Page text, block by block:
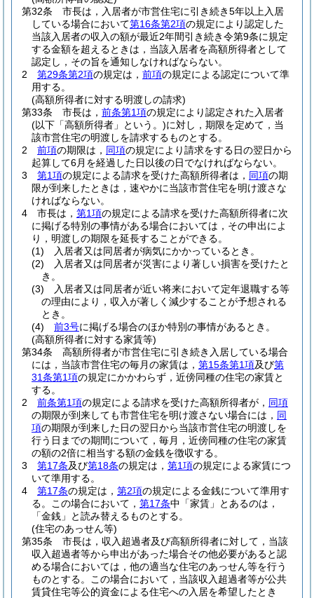
第32条
市長は，入居者が市営住宅に引き続き5年以上入居
している場合において第16条第2項の規定により認定した
当該入居者の収入の額が最近2年間引き続き令第9条に規定
する金額を超えるときは，当該入居者を高額所得者として
認定し，その旨を通知しなければならない。
2
第29条第2項の規定は， 前項の規定による認定について準
用する。
(高額所得者に対する明渡しの請求)
第33条
市長は， 前条第1項の規定により認定された入居者
(以下「高額所得者」という。)に対し，期限を定めて，当
該市営住宅の明渡しを請求するものとする。
2
前項の期限は， 同項の規定により請求をする日の翌日から
起算して6月を経過した日以後の日でなければならない。
3
第1項の規定による請求を受けた高額所得者は， 同項の期
限が到来したときは，速やかに当該市営住宅を明け渡さな
ければならない。
4
市長は， 第1項の規定による請求を受けた高額所得者に次
に掲げる特別の事情がある場合においては，その申出によ
り，明渡しの期限を延長することができる。
(1)
入居者又は同居者が病気にかかっているとき。
(2)
入居者又は同居者が災害により著しい損害を受けたと
き。
(3)
入居者又は同居者が近い将来において定年退職する等
の理由により，収入が著しく減少することが予想される
とき。
(4)
前3号に掲げる場合のほか特別の事情があるとき。
(高額所得者に対する家賃等)
第34条
高額所得者が市営住宅に引き続き入居している場合
には，当該市営住宅の毎月の家賃は， 第15条第1項及び第
31条第1項の規定にかかわらず，近傍同種の住宅の家賃と
する。
2
前条第1項の規定による請求を受けた高額所得者が， 同項
の期限が到来しても市営住宅を明け渡さない場合には， 同
項の期限が到来した日の翌日から当該市営住宅の明渡しを
行う日までの期間について，毎月，近傍同種の住宅の家賃
の額の2倍に相当する額の金銭を徴収する。
3
第17条及び第18条の規定は， 第1項の規定による家賃につ
いて準用する。
4
第17条の規定は， 第2項の規定による金銭について準用す
る。
この場合において， 第17条中「家賃」とあるのは，
「金銭」と読み替えるものとする。
(住宅のあっせん等)
第35条
市長は，収入超過者及び高額所得者に対して，当該
収入超過者等から申出があった場合その他必要があると認
める場合においては，他の適当な住宅のあっせん等を行う
ものとする。
この場合において，当該収入超過者等が公共
賃貸住宅等公的資金による住宅への入居を希望したとき